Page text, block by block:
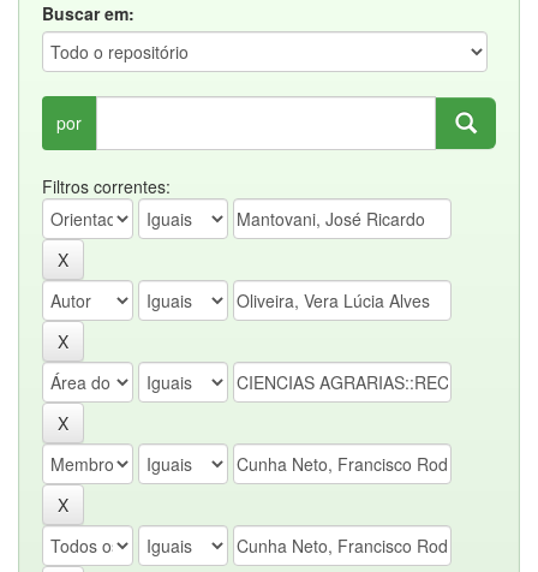
Buscar em:
por
Filtros correntes: